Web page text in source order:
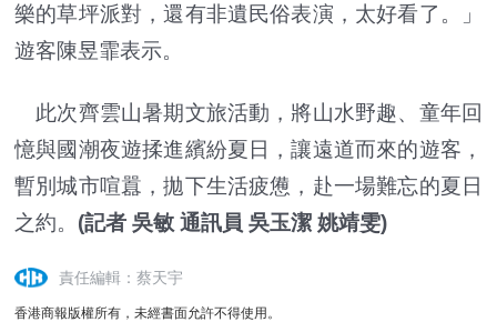
樂的草坪派對，還有非遺民俗表演，太好看了。」
遊客陳昱霏表示。
此次齊雲山暑期文旅活動，將山水野趣、童年回
憶與國潮夜遊揉進繽紛夏日，讓遠道而來的遊客，
暫別城市喧囂，拋下生活疲憊，赴一場難忘的夏日
之約。 (記者 吳敏 通訊員 吳玉潔 姚靖雯)
責任編輯：蔡天宇
香港商報版權所有，未經書面允許不得使用。